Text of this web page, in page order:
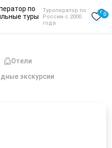
Туроператор по
России с 2000
года
00
Отели
экскурсии